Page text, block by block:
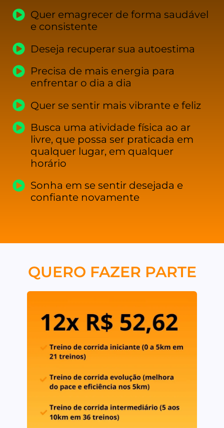
Quer emagrecer de forma saudável
e consistente
Deseja recuperar sua autoestima
Precisa de mais energia para
enfrentar o dia a dia
Quer se sentir mais vibrante e feliz
Busca uma atividade física ao ar
livre, que possa ser praticada em
qualquer lugar, em qualquer
horário
Sonha em se sentir desejada e
confiante novamente
QUERO FAZER PARTE